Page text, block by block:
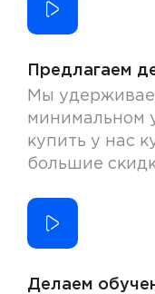
Предлагаем
Мы
минимальном
купить у нас
большие
Делаем